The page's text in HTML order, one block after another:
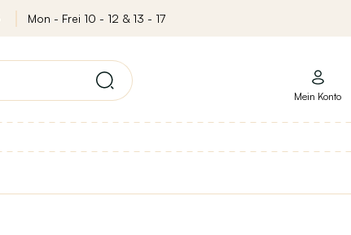
Mon - Frei 10 - 12 & 13 - 17
Mein Konto